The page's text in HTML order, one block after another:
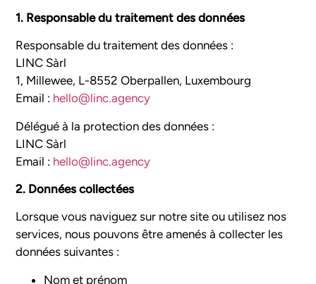
1. Responsable du traitement des données
Responsable du traitement des données :
LINC Sàrl
1, Millewee, L-8552 Oberpallen, Luxembourg
Email : hello@linc.agency
Délégué à la protection des données :
LINC Sàrl
Email : hello@linc.agency
2. Données collectées
Lorsque vous naviguez sur notre site ou utilisez nos
services, nous pouvons être amenés à collecter les
données suivantes :
Nom et prénom